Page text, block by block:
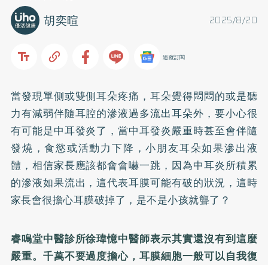
2025/8/20
胡奕暄
追蹤訂閱
當發現單側或雙側耳朵疼痛，耳朵覺得悶悶的或是聽
力有減弱伴隨耳腔的滲液過多流出耳朵外，要小心很
有可能是中耳發炎了，當中耳發炎嚴重時甚至會伴隨
發燒，食慾或活動力下降，小朋友耳朵如果滲出液
體，相信家長應該都會會嚇一跳，因為中耳炎所積累
的滲液如果流出，這代表耳膜可能有破的狀況，這時
家長會很擔心耳膜破掉了，是不是小孩就聾了？
睿鳴堂中醫診所徐瑋憶中醫師表示其實還沒有到這麼
嚴重。千萬不要過度擔心，耳膜細胞一般可以自我復